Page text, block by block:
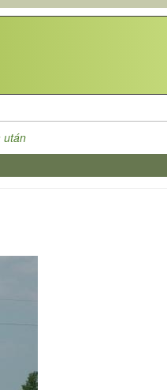
után